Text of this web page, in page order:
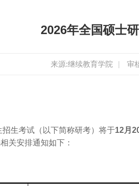
2026年全国硕士
来源:继续教育学院 | 审
生考试（以下简称研考）将于12月
关安排通知如下：